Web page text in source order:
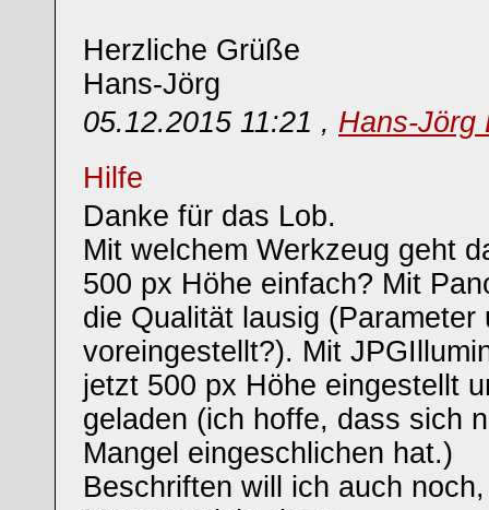
Herzliche Grüße
Hans-Jörg
05.12.2015 11:21 , Hans-Jörg
Hilfe
Danke für das Lob.
Mit welchem Werkzeug geht
500 px Höhe einfach? Mit
die Qualität lausig (Parameter
voreingestellt?). Mit
jetzt 500 px Höhe eingestellt
geladen (ich hoffe, dass sich
Mangel eingeschlichen hat.)
Beschriften will ich auch